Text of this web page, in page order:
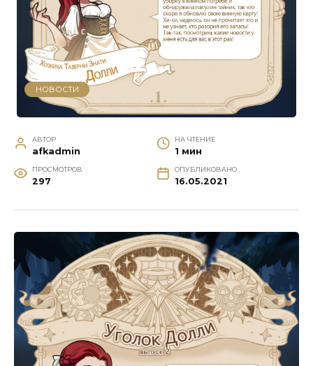
НОВОСТИ
АВТОР
afkadmin
НА ЧТЕНИЕ
1 мин
ПРОСМОТРОВ
297
ОПУБЛИКОВАНО
16.05.2021